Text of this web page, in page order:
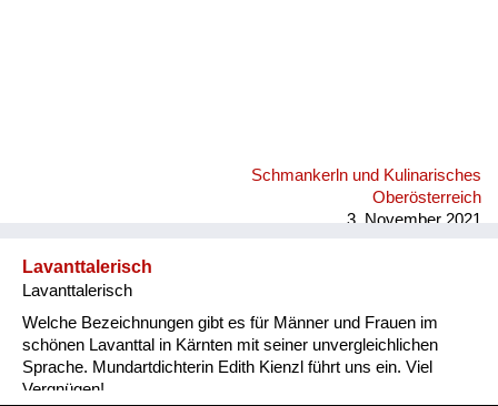
Schmankerln und Kulinarisches
Oberösterreich
3. November 2021
Lavanttalerisch
Lavanttalerisch
Welche Bezeichnungen gibt es für Männer und Frauen im
schönen Lavanttal in Kärnten mit seiner unvergleichlichen
Sprache. Mundartdichterin Edith Kienzl führt uns ein. Viel
Vergnügen!